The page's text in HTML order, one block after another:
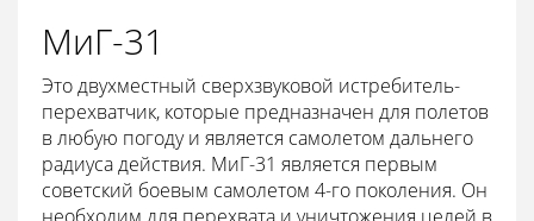
МиГ-31
Это двухместный сверхзвуковой истребитель-
перехватчик, которые предназначен для полетов
в любую погоду и является самолетом дальнего
радиуса действия. МиГ-31 является первым
советский боевым самолетом 4-го поколения. Он